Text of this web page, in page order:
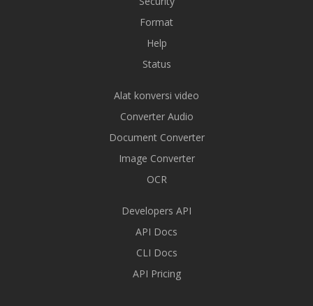
Format
Help
Status
Alat konversi video
Converter Audio
Document Converter
Image Converter
OCR
Developers API
API Docs
CLI Docs
API Pricing